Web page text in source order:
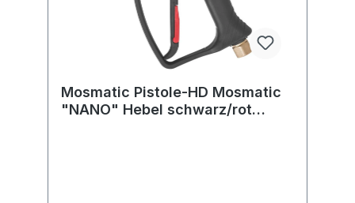
Mosmatic Pistole-HD Mosmatic
"NANO" Hebel schwarz/rot